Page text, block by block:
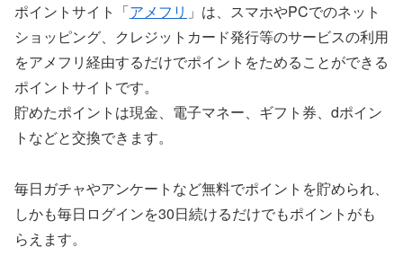
ポイントサイト「アメフリ 」は、スマホやPCでのネット
ショッピング、クレジットカード発行等のサービスの利用
をアメフリ経由するだけでポイントをためることができる
ポイントサイトです。
貯めたポイントは現金、電子マネー、ギフト券、dポイン
トなどと交換できます。
毎日ガチャやアンケートなど無料でポイントを貯められ、
しかも毎日ログインを30日続けるだけでもポイントがも
らえます。